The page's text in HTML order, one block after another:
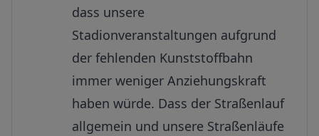
dass unsere
Stadionveranstaltungen aufgrund
der fehlenden Kunststoffbahn
immer weniger Anziehungskraft
haben würde. Dass der Straßenlauf
allgemein und unsere Straßenläufe